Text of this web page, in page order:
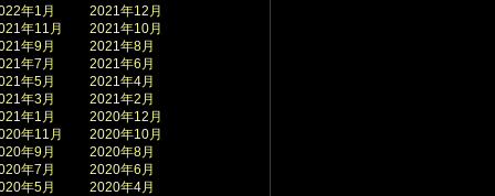
年1月
2021年12月
年11月
2021年10月
年9月
2021年8月
年7月
2021年6月
年5月
2021年4月
年3月
2021年2月
年1月
2020年12月
年11月
2020年10月
年9月
2020年8月
年7月
2020年6月
年5月
2020年4月